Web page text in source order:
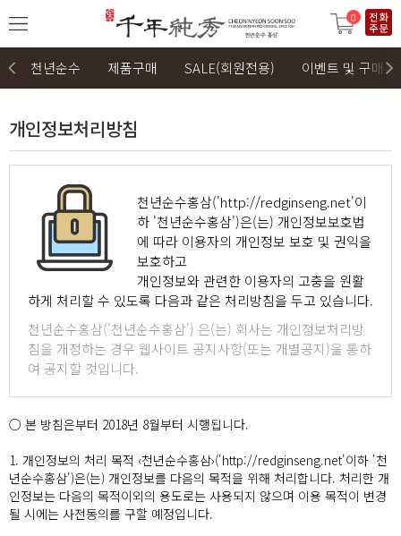
0
천년순수 제품구매 SALE(회원전용) 이벤트 및 구매후
개인정보처리방침
천년순수홍삼('http://redginseng.net'이
하 '천년순수홍삼')은(는) 개인정보보호법
에 따라 이용자의 개인정보 보호 및 권익을
보호하고
개인정보와 관련한 이용자의 고충을 원활
하게 처리할 수 있도록 다음과 같은 처리방침을 두고 있습니다.
천년순수홍삼('천년순수홍삼') 은(는) 회사는 개인정보처리방
침을 개정하는 경우 웹사이트 공지사항(또는 개별공지)을 통하
여 공지할 것입니다.
○ 본 방침은부터 2018년 8월부터 시행됩니다.
1. 개인정보의 처리 목적 ‹천년순수홍삼›('http://redginseng.net'이하 '천
년순수홍삼')은(는) 개인정보를 다음의 목적을 위해 처리합니다. 처리한 개
인정보는 다음의 목적이외의 용도로는 사용되지 않으며 이용 목적이 변경
될 시에는 사전동의를 구할 예정입니다.